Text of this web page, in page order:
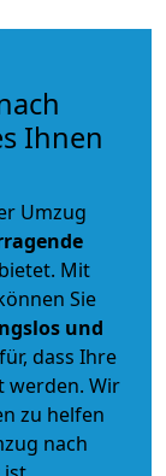
Ihnen
Umzug
Mit
Sie
und
dass Ihre
werden. Wir
zu helfen
nach